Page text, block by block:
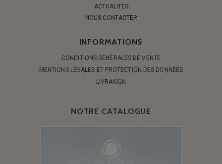
ACTUALITÉS
NOUS CONTACTER
INFORMATIONS
CONDITIONS GÉNÉRALES DE VENTE
MENTIONS LÉGALES ET PROTECTION DES DONNÉES
LIVRAISON
NOTRE CATALOGUE